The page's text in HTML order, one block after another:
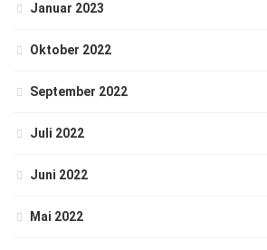
Januar 2023
Oktober 2022
September 2022
Juli 2022
Juni 2022
Mai 2022